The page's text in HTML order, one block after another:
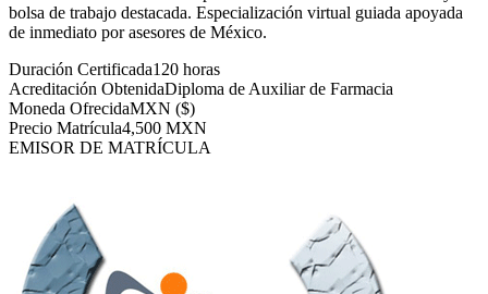
bolsa de trabajo destacada. Especialización virtual guiada apoyada
de inmediato por asesores de México.
Duración Certificada120 horas
Acreditación ObtenidaDiploma de Auxiliar de Farmacia
Moneda OfrecidaMXN ($)
Precio Matrícula4,500 MXN
EMISOR DE MATRÍCULA